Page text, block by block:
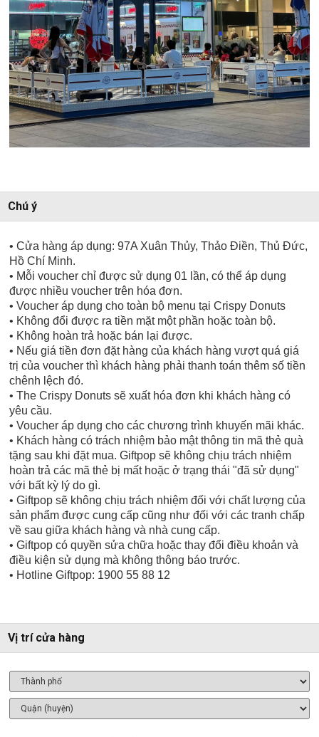
Chú ý
• Cửa hàng áp dụng: 97A Xuân Thủy, Thảo Điền, Thủ Đức,
Hồ Chí Minh.
• Mỗi voucher chỉ được sử dụng 01 lần, có thể áp dụng
được nhiều voucher trên hóa đơn.
• Voucher áp dụng cho toàn bộ menu tại Crispy Donuts
• Không đổi được ra tiền mặt một phần hoặc toàn bộ.
• Không hoàn trả hoặc bán lại được.
• Nếu giá tiền đơn đặt hàng của khách hàng vượt quá giá
trị của voucher thì khách hàng phải thanh toán thêm số tiền
chênh lệch đó.
• The Crispy Donuts sẽ xuất hóa đơn khi khách hàng có
yêu cầu.
• Voucher áp dụng cho các chương trình khuyến mãi khác.
• Khách hàng có trách nhiệm bảo mật thông tin mã thẻ quà
tặng sau khi đặt mua. Giftpop sẽ không chịu trách nhiệm
hoàn trả các mã thẻ bị mất hoặc ở trạng thái "đã sử dụng"
với bất kỳ lý do gì.
• Giftpop sẽ không chịu trách nhiệm đối với chất lượng của
sản phẩm được cung cấp cũng như đối với các tranh chấp
về sau giữa khách hàng và nhà cung cấp.
• Giftpop có quyền sửa chữa hoặc thay đổi điều khoản và
điều kiện sử dụng mà không thông báo trước.
• Hotline Giftpop: 1900 55 88 12
Vị trí cửa hàng